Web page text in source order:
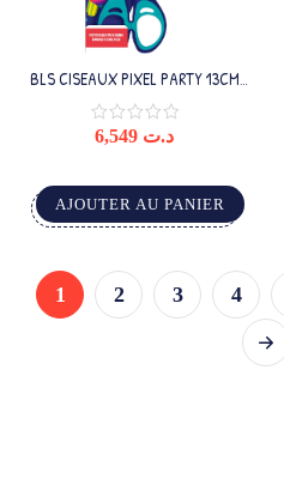
BLS CISEAUX PIXEL PARTY 13CM
TRY ME
د.ت
AJOUTER AU PANIER
1 2 3 4